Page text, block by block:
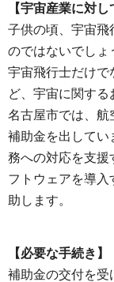
【宇宙産業に対し
子供の頃、宇宙飛
のではないでしょ
宇宙飛行士だけで
ど、宇宙に関する
名古屋市では、航
補助金を出してい
務への対応を支援
フトウェアを導
助します。
【必要な手続き】
補助金の交付を受